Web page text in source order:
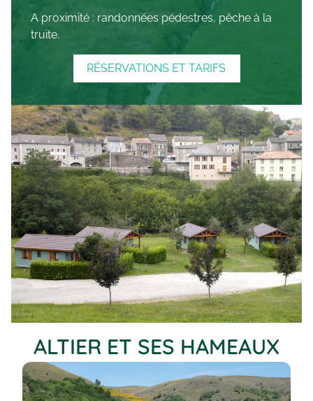
A proximité : randonnées pédestres, pêche à la
truite.
RÉSERVATIONS ET TARIFS
ALTIER ET SES HAMEAUX